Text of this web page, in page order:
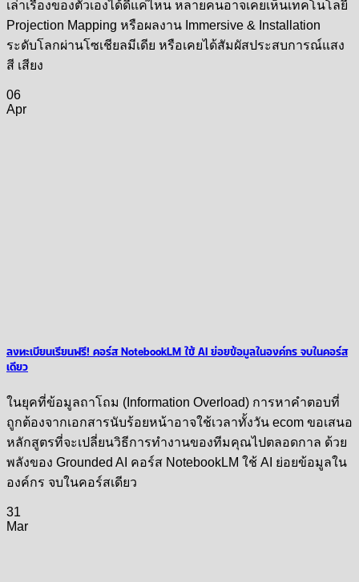
เล่าเรื่องของตัวเองได้ดีแค่ไหน หลายคนอาจเคยเห็นเทคโนโลยี
Projection Mapping หรือผลงาน Immersive & Installation
ระดับโลกผ่านโซเชียลมีเดีย หรือเคยได้สัมผัสประสบการณ์แสง
สี เสียง
06
Apr
ลงทะเบียนเรียนฟรี! คอร์ส NotebookLM ใช้ AI ย่อยข้อมูลในองค์กร จบในคอร์ส
เดียว
ในยุคที่ข้อมูลถาโถม (Information Overload) การหาคำตอบที่
ถูกต้องจากเอกสารนับร้อยหน้าอาจใช้เวลาทั้งวัน ecom ขอเสนอ
หลักสูตรที่จะเปลี่ยนวิธีการทำงานของทีมคุณไปตลอดกาล ด้วย
พลังของ Grounded AI คอร์ส NotebookLM ใช้ AI ย่อยข้อมูลใน
องค์กร จบในคอร์สเดียว
31
Mar